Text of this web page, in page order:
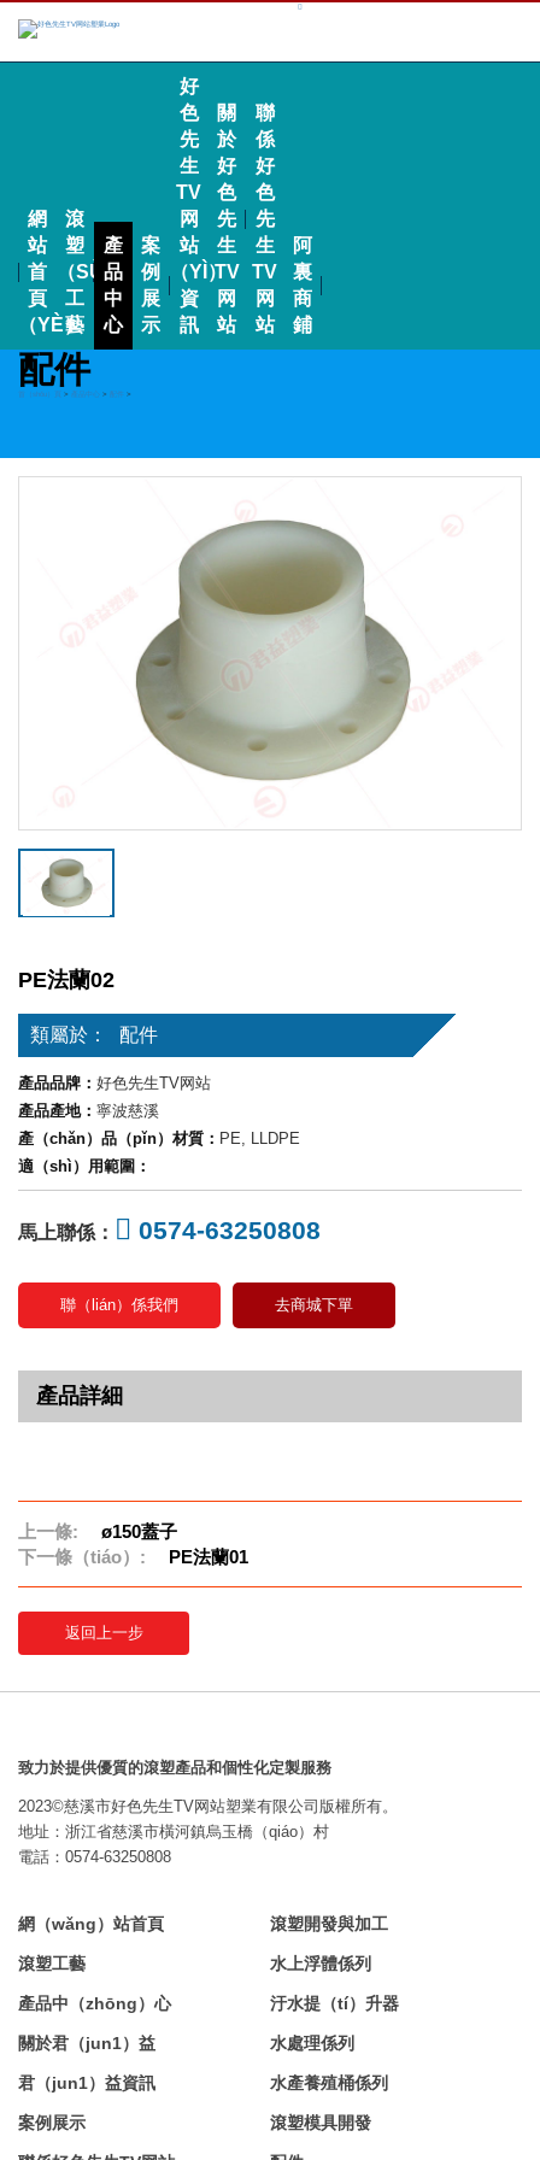
網
站
首
頁
（YÈ）
滾
塑
（SÙ）
工
藝
產
品
中
心
案
例
展
示
好
色
先
生
TV
网
站
（YÌ）
資
訊
關
於
好
色
先
生
TV
网
站
聯
係
好
色
先
生
TV
网
站
阿
裏
商
鋪
配件
首（shǒu）頁 > 產品中心 > 配件 >
PE法蘭02
類屬於： 配件
產品品牌： 好色先生TV网站
產品產地： 寧波慈溪
產（chǎn）品（pǐn）材質： PE, LLDPE
適（shì）用範圍：
馬上聯係： 0574-63250808
聯（lián）係我們 去商城下單
產品詳細
上一條:
ø150蓋子
下一條（tiáo）:
PE法蘭01
返回上一步
致力於提供優質的滾塑產品和個性化定製服務
2023©慈溪市好色先生TV网站塑業有限公司版權所有。
地址：浙江省慈溪市橫河鎮烏玉橋（qiáo）村
電話：0574-63250808
網（wǎng）站首頁
滾塑工藝
產品中（zhōng）心
關於君（jun1）益
君（jun1）益資訊
案例展示
滾塑開發與加工
水上浮體係列
汙水提（tí）升器
水處理係列
水產養殖桶係列
滾塑模具開發